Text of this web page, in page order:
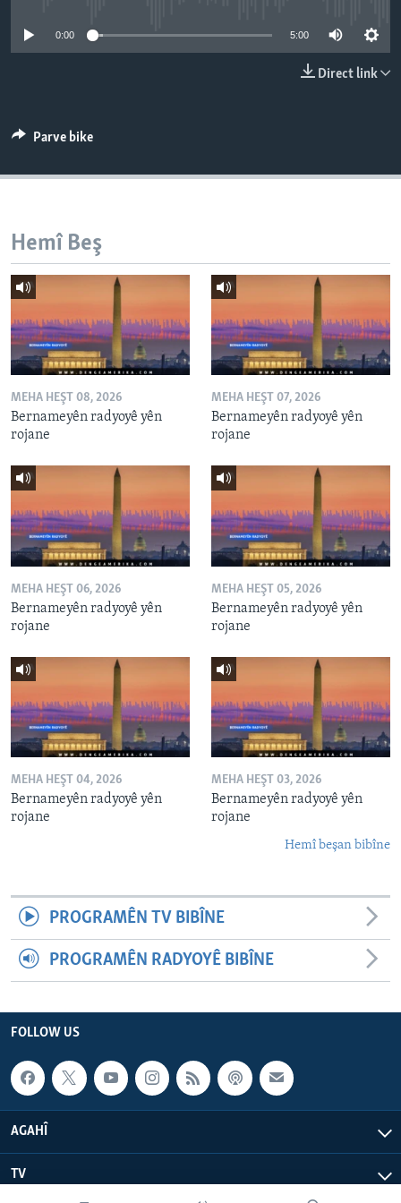
SERNIVÎS
Learning English
FOLLOW US
Zimanên Din
0:00 5:00
Direct link
Parve bike
Hemî Beş
MEHA HEŞT 08, 2026
Bernameyên radyoyê yên
rojane
MEHA HEŞT 07, 2026
Bernameyên radyoyê yên
rojane
MEHA HEŞT 06, 2026
Bernameyên radyoyê yên
rojane
MEHA HEŞT 05, 2026
Bernameyên radyoyê yên
rojane
MEHA HEŞT 04, 2026
Bernameyên radyoyê yên
rojane
MEHA HEŞT 03, 2026
Bernameyên radyoyê yên
rojane
Hemî beşan bibîne
PROGRAMÊN TV BIBÎNE
PROGRAMÊN RADYOYÊ BIBÎNE
FOLLOW US
AGAHÎ
TV